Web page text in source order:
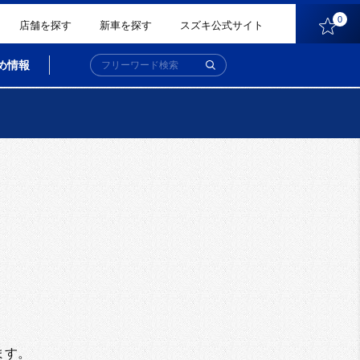
店舗を探す 新車を探す スズキ公式サイト 0
情報
す。